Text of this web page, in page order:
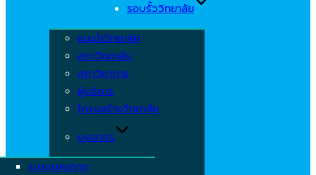
รอบรั้ววิทยาลัย
แนะนำวิทยาลัย
สภาวิทยาลัย
สภาวิชาการ
ผู้บริหาร
โครงสร้างวิทยาลัย
บุคลากร
ระบบบุคลากร